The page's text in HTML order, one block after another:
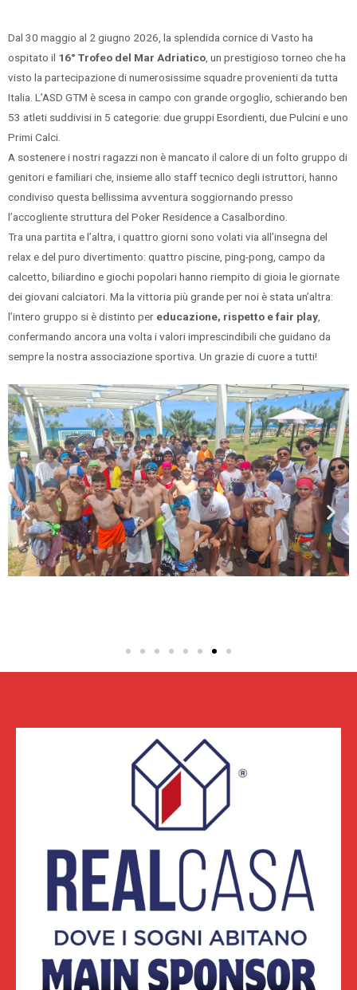
Dal 30 maggio al 2 giugno 2026, la splendida cornice di Vasto ha
ospitato il 16° Trofeo del Mar Adriatico , un prestigioso torneo che ha
visto la partecipazione di numerosissime squadre provenienti da tutta
Italia. L’ASD GTM è scesa in campo con grande orgoglio, schierando ben
53 atleti suddivisi in 5 categorie: due gruppi Esordienti, due Pulcini e uno
Primi Calci.
A sostenere i nostri ragazzi non è mancato il calore di un folto gruppo di
genitori e familiari che, insieme allo staff tecnico degli istruttori, hanno
condiviso questa bellissima avventura soggiornando presso
l’accogliente struttura del Poker Residence a Casalbordino.
Tra una partita e l’altra, i quattro giorni sono volati via all’insegna del
relax e del puro divertimento: quattro piscine, ping-pong, campo da
calcetto, biliardino e giochi popolari hanno riempito di gioia le giornate
dei giovani calciatori. Ma la vittoria più grande per noi è stata un’altra:
l’intero gruppo si è distinto per educazione, rispetto e fair play
confermando ancora una volta i valori imprescindibili che guidano da
sempre la nostra associazione sportiva. Un grazie di cuore a tutti!